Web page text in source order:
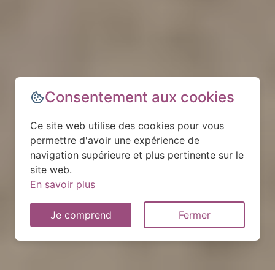
Consentement aux cookies
Ce site web utilise des cookies pour vous
permettre d'avoir une expérience de
navigation supérieure et plus pertinente sur le
site web.
En savoir plus
Je comprend Fermer